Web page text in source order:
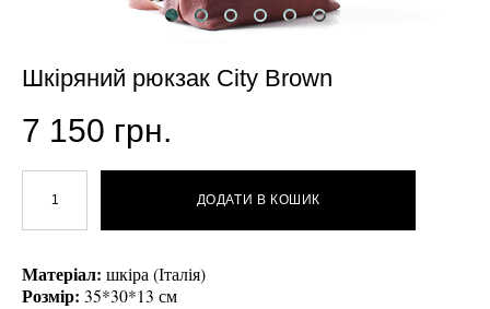
Шкіряний рюкзак City Brown
7 150 грн.
ДОДАТИ В КОШИК
Матеріал: шкіра (Італія)
Розмір: 35*30*13 см